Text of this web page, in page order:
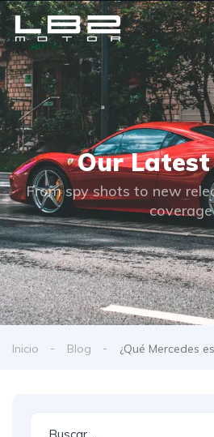
Our
From spy shots to new
coverage
Inicio Blog ¿Qué Mercedes